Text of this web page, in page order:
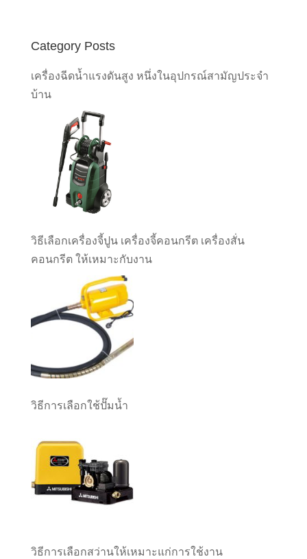
Category Posts
เครื่องฉีดน้ำแรงดันสูง หนึ่งในอุปกรณ์สามัญประจำ
บ้าน
วิธีเลือกเครื่องจี้ปูน เครื่องจี้คอนกรีต เครื่องสั่น
คอนกรีต ให้เหมาะกับงาน
วิธีการเลือกใช้ปั๊มน้ำ
วิธีการเลือกสว่านให้เหมาะแก่การใช้งาน